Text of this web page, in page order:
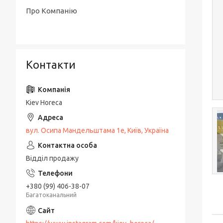
Про Компанію
Контакти
Kiev Horeca
вул. Осипа Мандельштама 1е, Київ, Україна
Відділ продажу
+380 (99) 406-38-07
Багатоканальний